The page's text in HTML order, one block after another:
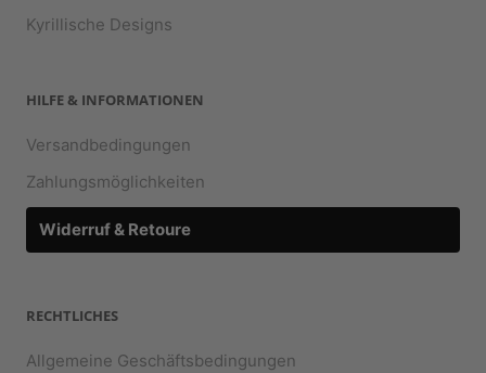
Kyrillische Designs
HILFE & INFORMATIONEN
Versandbedingungen
Zahlungsmöglichkeiten
Widerruf & Retoure
RECHTLICHES
Allgemeine Geschäftsbedingungen